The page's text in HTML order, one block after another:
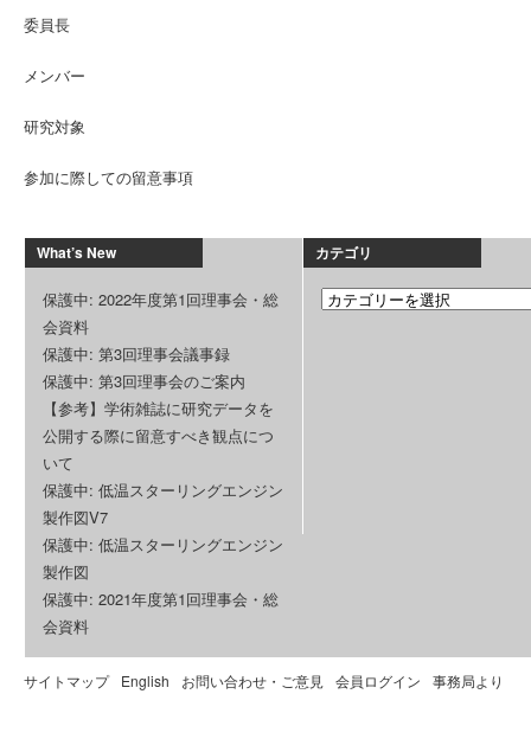
委員長
メンバー
研究対象
参加に際しての留意事項
What’s New
保護中: 2022年度第1回理事会・総
会資料
保護中: 第3回理事会議事録
保護中: 第3回理事会のご案内
【参考】学術雑誌に研究データを
公開する際に留意すべき観点につ
いて
保護中: 低温スターリングエンジン
製作図V7
保護中: 低温スターリングエンジン
製作図
保護中: 2021年度第1回理事会・総
会資料
カテゴリ
サイトマップ English お問い合わせ・ご意見 会員ログイン 事務局より